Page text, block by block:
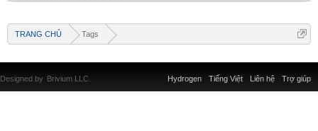
TRANG CHỦ Tags
Liên hệ Trợ giúp
Hydrogen Tiếng Việt
Designed by Brivium LLC.